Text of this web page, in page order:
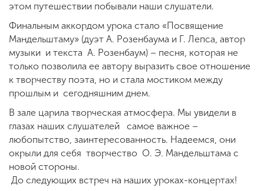
этом путешествии побывали наши слушатели.
Финальным аккордом урока стало «Посвящение
Мандельштаму» (дуэт А. Розенбаума и Г. Лепса, автор
музыки и текста А. Розенбаум) – песня, которая не
только позволила ее автору выразить свое отношение
к творчеству поэта, но и стала мостиком между
прошлым и сегодняшним днем.
В зале царила творческая атмосфера. Мы увидели в
глазах наших слушателей самое важное –
любопытство, заинтересованность. Надеемся, они
окрыли для себя творчество О. Э. Мандельштама с
новой стороны.
До следующих встреч на наших уроках-концертах!